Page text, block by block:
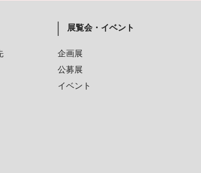
展覧会・イベント
企画展
公募展
イベント